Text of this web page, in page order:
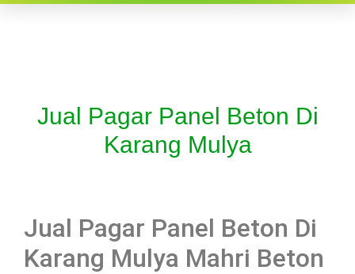
Jual Pagar Panel Beton Di
Karang Mulya
Jual Pagar Panel Beton Di
Karang Mulya Mahri Beton